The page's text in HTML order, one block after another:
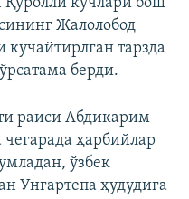
Қуролли кучлари бош
Жалолобод
тарзда
берди.
раиси Абдикарим
ҳарбийлар
ўзбек
Унгартепа ҳудудига